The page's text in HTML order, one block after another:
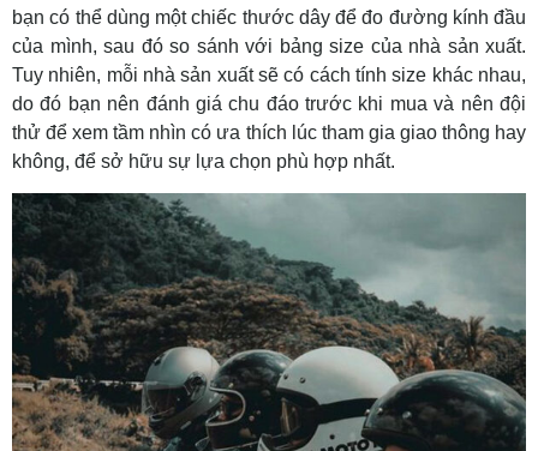
bạn có thể dùng một chiếc thước dây để đo đường kính đầu
của mình, sau đó so sánh với bảng size của nhà sản xuất.
Tuy nhiên, mỗi nhà sản xuất sẽ có cách tính size khác nhau,
do đó bạn nên đánh giá chu đáo trước khi mua và nên đội
thử để xem tầm nhìn có ưa thích lúc tham gia giao thông hay
không, để sở hữu sự lựa chọn phù hợp nhất.